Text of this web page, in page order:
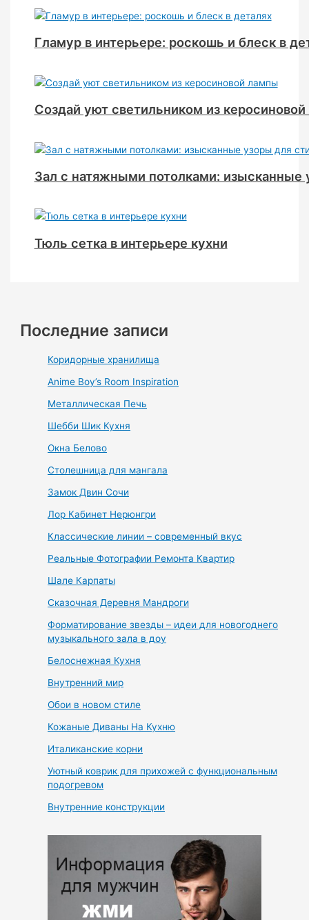
Гламур в интерьере: роскошь и блеск в
Создай уют светильником из
Зал с натяжными потолками: изысканные
Тюль сетка в интерьере кухни
Последние записи
Коридорные хранилища
Anime Boy’s Room Inspiration
Металлическая Печь
Шебби Шик Кухня
Окна Белово
Столешница для мангала
Замок Двин Сочи
Лор Кабинет Нерюнгри
Классические линии – современный вкус
Реальные Фотографии Ремонта Квартир
Шале Карпаты
Сказочная Деревня Мандроги
Форматирование звезды – идеи для новогоднего
музыкального зала в доу
Белоснежная Кухня
Внутренний мир
Обои в новом стиле
Кожаные Диваны На Кухню
Италиканские корни
Уютный коврик для прихожей с функциональным
подогревом
Внутренние конструкции